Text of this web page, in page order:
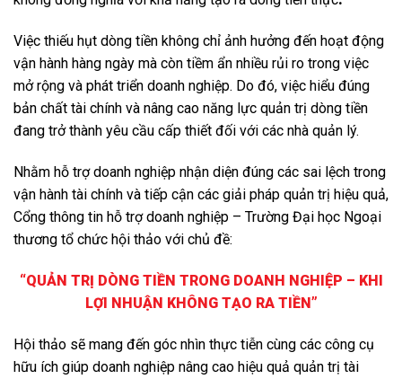
Việc thiếu hụt dòng tiền không chỉ ảnh hưởng đến hoạt động
vận hành hàng ngày mà còn tiềm ẩn nhiều rủi ro trong việc
mở rộng và phát triển doanh nghiệp. Do đó, việc hiểu đúng
bản chất tài chính và nâng cao năng lực quản trị dòng tiền
đang trở thành yêu cầu cấp thiết đối với các nhà quản lý.
Nhằm hỗ trợ doanh nghiệp nhận diện đúng các sai lệch trong
vận hành tài chính và tiếp cận các giải pháp quản trị hiệu quả,
Cổng thông tin hỗ trợ doanh nghiệp – Trường Đại học Ngoại
thương tổ chức hội thảo với chủ đề:
“QUẢN TRỊ DÒNG TIỀN TRONG DOANH NGHIỆP – KHI
LỢI NHUẬN KHÔNG TẠO RA TIỀN”
Hội thảo sẽ mang đến góc nhìn thực tiễn cùng các công cụ
hữu ích giúp doanh nghiệp nâng cao hiệu quả quản trị tài